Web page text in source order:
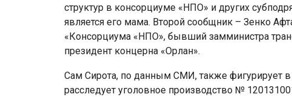
структур в консорциуме «НПО» и других
является его мама. Второй сообщник – Зенко
«Консорциума «НПО», бывший замминистра
президент концерна «Орлан».
Сам Сирота, по данным СМИ, также фигурирует
расследует уголовное производство №